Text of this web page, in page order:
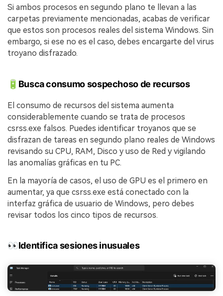
Si ambos procesos en segundo plano te llevan a las
carpetas previamente mencionadas, acabas de verificar
que estos son procesos reales del sistema Windows. Sin
embargo, si ese no es el caso, debes encargarte del virus
troyano disfrazado.
🔋Busca consumo sospechoso de recursos
El consumo de recursos del sistema aumenta
considerablemente cuando se trata de procesos
csrss.exe falsos. Puedes identificar troyanos que se
disfrazan de tareas en segundo plano reales de Windows
revisando su CPU, RAM, Disco y uso de Red y vigilando
las anomalías gráficas en tu PC.
En la mayoría de casos, el uso de GPU es el primero en
aumentar, ya que csrss.exe está conectado con la
interfaz gráfica de usuario de Windows, pero debes
revisar todos los cinco tipos de recursos.
👀Identifica sesiones inusuales